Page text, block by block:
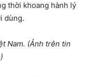
thời khoang hành lý
dùng.
Nam. (Ảnh trên tin